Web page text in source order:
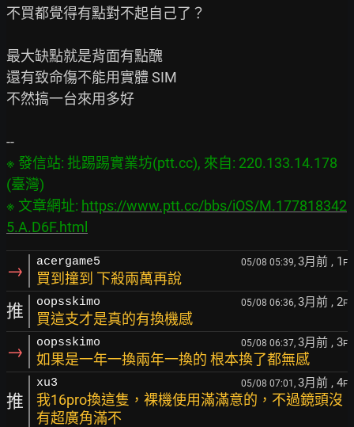
不買都覺得有點對不起自己了？
最大缺點就是背面有點醜
還有致命傷不能用實體 SIM
不然搞一台來用多好
※ 發信站: 批踢踢實業坊(ptt.cc), 來自: 220.133.14.178
(臺灣)
※ 文章網址: https://www.ptt.cc/bbs/iOS/M.177818342
5.A.D6F.html
→ acergame5 05/08 05:39, 3月前 , 1 F
買到撞到 下殺兩萬再說
推 oopsskimo 05/08 06:36, 3月前 , 2F
買這支才是真的有換機感
→ oopsskimo 05/08 06:37, 3月前 , 3F
如果是一年一換兩年一換的 根本換了都無感
推
xu3 05/08 07:01, 3月前 , 4F
我16pro換這隻，裸機使用滿滿意的，不過鏡頭沒
有超廣角滿不